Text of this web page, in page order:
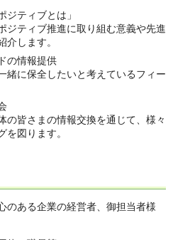
ジティブとは」
ジティブ推進に取り組む意義や先進
介します。
の情報提供
緒に保全したいと考えているフィー
の皆さまの情報交換を通じて、様々
を図ります。
のある企業の経営者、御担当者様